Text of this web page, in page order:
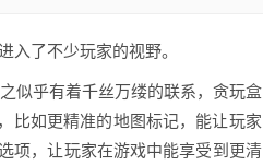
入了不少玩家的视野。
似乎有着千丝万缕的联系，贪玩盒
比如更精准的地图标记，能让玩家
项，让玩家在游戏中能享受到更清